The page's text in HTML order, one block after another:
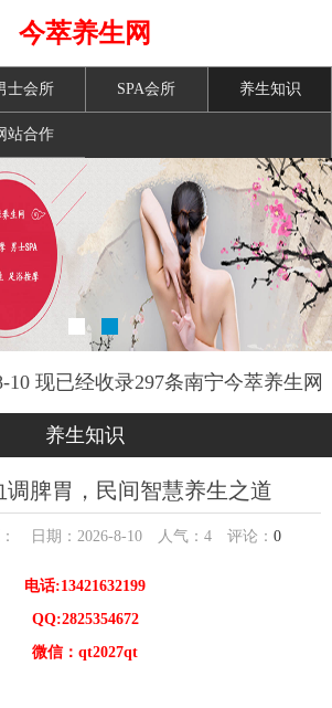
今萃养生网
士会所 SPA会所 养生知识
站合作
10 现已经收录297条南宁今萃养生网
信息
养生知识
调脾胃，民间智慧养生之道
日期：2026-8-10 人气： 4 评论： 0
电话:13421632199
QQ:2825354672
微信：qt2027qt